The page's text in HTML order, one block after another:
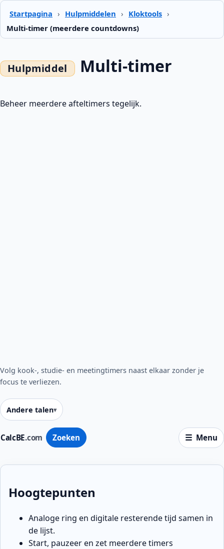
Startpagina › Hulpmiddelen › Kloktools ›
Multi-timer (meerdere countdowns)
CalcBE.com Zoeken Menu
Multi-timer
Beheer meerdere afteltimers tegelijk.
Volg kook-, studie- en meetingtimers naast elkaar zonder je
focus te verliezen.
Andere talen
Hoogtepunten
Analoge ring en digitale resterende tijd samen in
de lijst.
Start, pauzeer en zet meerdere timers